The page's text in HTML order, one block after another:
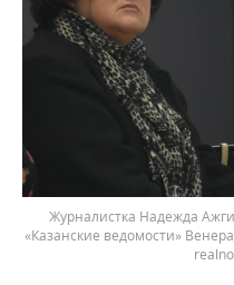
Журналистка Надежда
«Казанские ведомости»